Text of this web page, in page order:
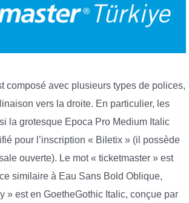
composé avec plusieurs types de polices,
vers la droite. En particulier, les
la grotesque Epoca Pro Medium Italic
pour l’inscription « Biletix » (il possède
ouverte). Le mot « ticketmaster » est
similaire à Eau Sans Bold Oblique,
» est en GoetheGothic Italic, conçue par